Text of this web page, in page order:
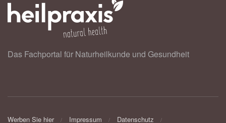
Das Fachportal für Naturheilkunde und Gesundheit
Werben Sie hier Impressum Datenschutz